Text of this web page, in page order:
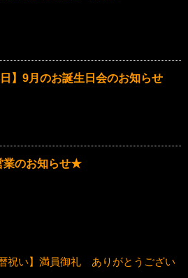
日】9月のお誕生日会のお知らせ
のお知らせ★
暦祝い】満員御礼 ありがとうござい